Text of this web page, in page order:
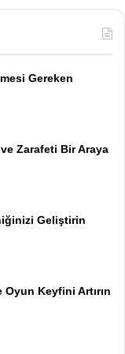
Gereken
Zarafeti Bir Araya
Geliştirin
Oyun Keyfini Artırın